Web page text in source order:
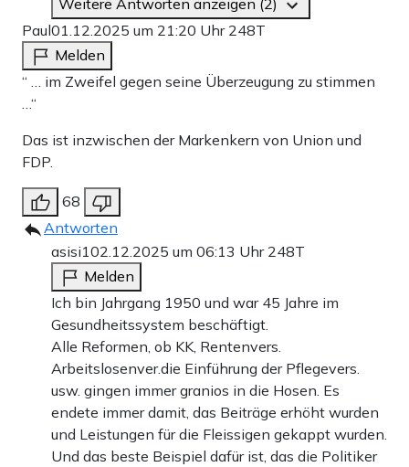
Weitere Antworten anzeigen (2)
Paul01.12.2025 um 21:20 Uhr 248T
Melden
“ … im Zweifel gegen seine Überzeugung zu stimmen
…“
Das ist inzwischen der Markenkern von Union und
FDP.
68
Antworten
asisi102.12.2025 um 06:13 Uhr 248T
Melden
Ich bin Jahrgang 1950 und war 45 Jahre im
Gesundheitssystem beschäftigt.
Alle Reformen, ob KK, Rentenvers.
Arbeitslosenver.die Einführung der Pflegevers.
usw. gingen immer granios in die Hosen. Es
endete immer damit, das Beiträge erhöht wurden
und Leistungen für die Fleissigen gekappt wurden.
Und das beste Beispiel dafür ist, das die Politiker